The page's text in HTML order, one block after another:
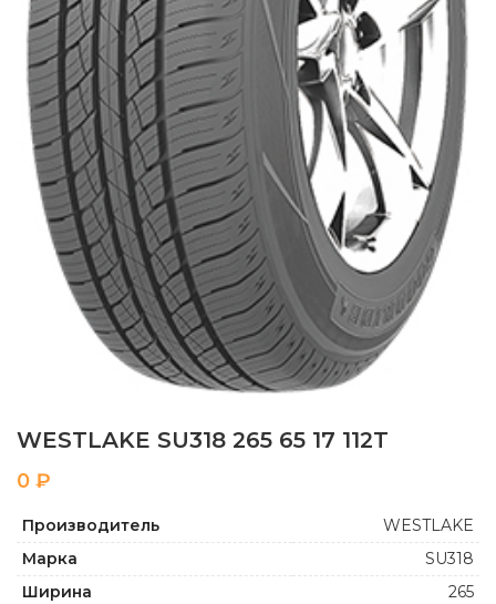
WESTLAKE SU318 265 65 17 112T
₽
Производитель
WESTLAKE
Марка
SU318
Ширина
265